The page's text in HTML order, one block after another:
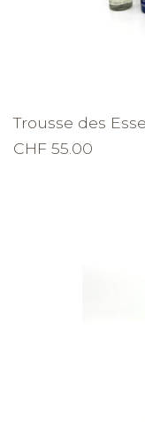
Trousse des
CHF 55.00